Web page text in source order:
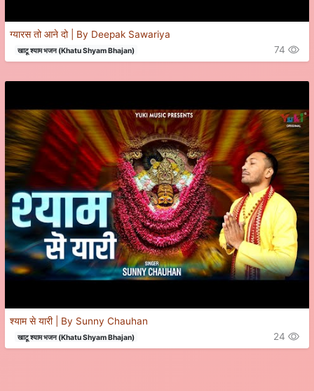
ग्यारस तो आने दो | By Deepak Sawariya
खाटू श्याम भजन (Khatu Shyam Bhajan) 74
श्याम से यारी | By Sunny Chauhan
खाटू श्याम भजन (Khatu Shyam Bhajan) 24